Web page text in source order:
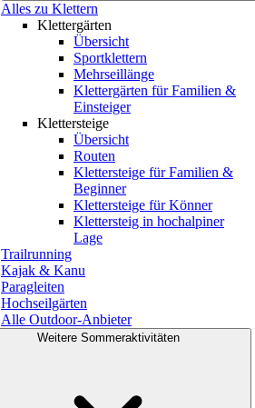
Alles zu Klettern
Klettergärten
Übersicht
Sportklettern
Mehrseillänge
Klettergärten für Familien &
Einsteiger
Klettersteige
Übersicht
Routen
Klettersteige für Familien &
Beginner
Klettersteige für Könner
Klettersteig in hochalpiner
Lage
Trailrunning
Kajak & Kanu
Paragleiten
Hochseilgärten
Alle Outdoor-Anbieter
Weitere Sommeraktivitäten